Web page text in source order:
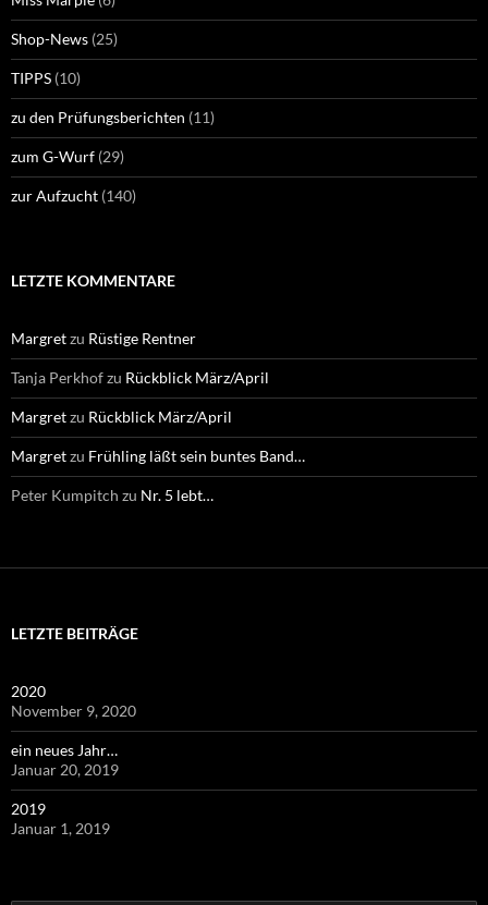
Shop-News (25)
TIPPS (10)
zu den Prüfungsberichten (11)
zum G-Wurf (29)
zur Aufzucht (140)
LETZTE KOMMENTARE
Margretzu Rüstige Rentner
Tanja Perkhofzu Rückblick März/April
Margretzu Rückblick März/April
Margretzu Frühling läßt sein buntes Band…
Peter Kumpitch zu Nr. 5 lebt…
LETZTE BEITRÄGE
2020
November 9, 2020
ein neues Jahr…
Januar 20, 2019
2019
Januar 1, 2019